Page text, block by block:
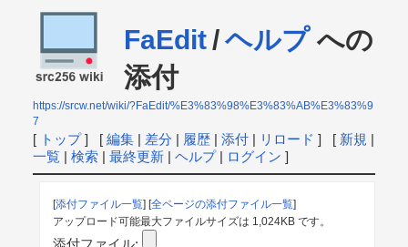
FaEdit/ヘルプへの
添付
https://srcw.net/wiki/?FaEdit/%E3%83%98%E3%83%AB%E3%83%9
7
[ トップ] [ 編集| 差分 | 履歴| 添付| リロード ] [ 新規 |
一覧| 検索| 最終更新| ヘルプ| ログイン ]
[添付ファイル一覧] [全ページの添付ファイル一覧]
アップロード可能最大ファイルサイズは 1,024KB です。
添付ファイル: